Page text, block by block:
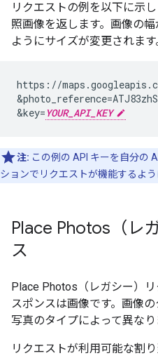
リクエストの例を以下に示
照画像を返します。画像の
ようにサイズが変更されます
https://
&
&key= YOUR_API_KEY
注: この例の API キーを自分の
ションでリクエストが機能するよう
Place Photos（レ
ス
Place Photos（レガシー）
スポンスは画像です。画像
写真のタイプによって異なり
リクエストが利用可能な割